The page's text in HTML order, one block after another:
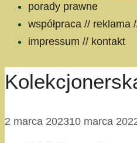
porady prawne
współpraca // reklama
impressum // kontakt
2 marca 202310 marca